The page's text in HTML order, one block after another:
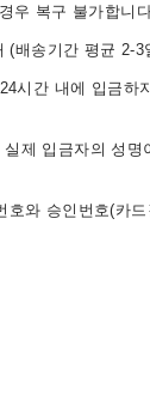
우 복구 불가합니
(배송기간 평균 2-3
시간 내에 입금하
제 입금자의 성명
와 승인번호(카